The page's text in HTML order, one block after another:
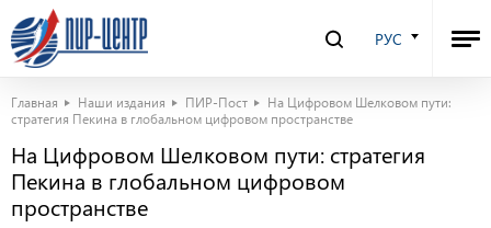
РУС
Главная Наши издания ПИР-Пост
На Цифровом Шелковом пути:
стратегия Пекина в глобальном цифровом пространстве
На Цифровом Шелковом пути: стратегия
Пекина в глобальном цифровом
пространстве